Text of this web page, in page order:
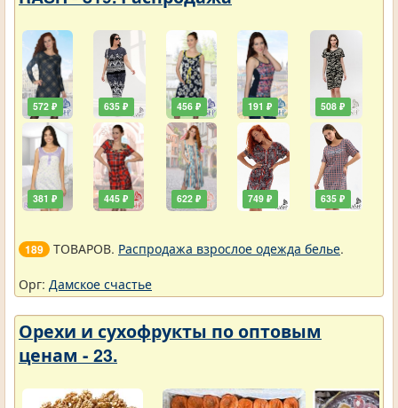
572 ₽
381 ₽
635 ₽
445 ₽
456 ₽
622 ₽
191 ₽
749 ₽
508 ₽
635 ₽
189 ТОВАРОВ. Распродажа взрослое одежда белье.
Орг: Дамское счастье
Орехи и сухофрукты по оптовым
ценам - 23.